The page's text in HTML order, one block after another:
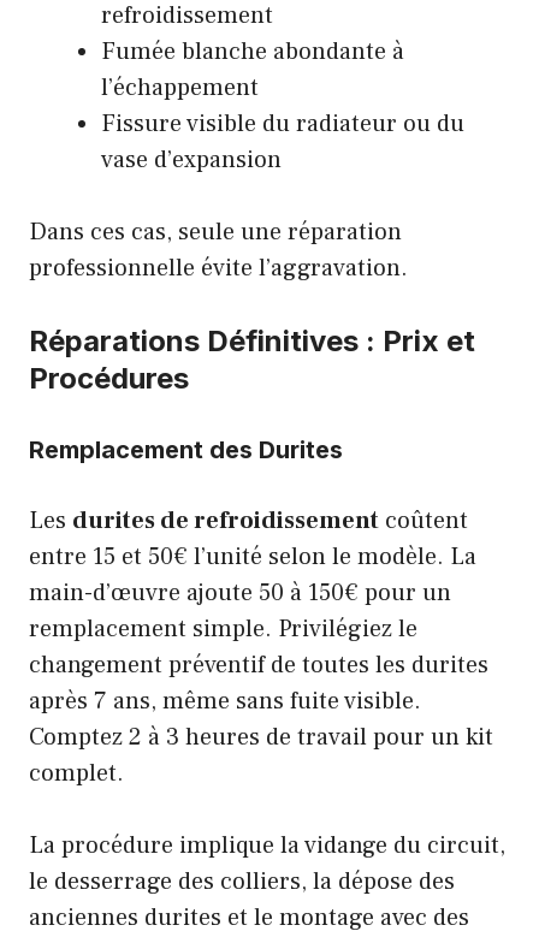
refroidissement
Fumée blanche abondante à
l’échappement
Fissure visible du radiateur ou du
vase d’expansion
Dans ces cas, seule une réparation
professionnelle évite l’aggravation.
Réparations Définitives : Prix et
Procédures
Remplacement des Durites
Les durites de refroidissement coûtent
entre 15 et 50€ l’unité selon le modèle. La
main-d’œuvre ajoute 50 à 150€ pour un
remplacement simple. Privilégiez le
changement préventif de toutes les durites
après 7 ans, même sans fuite visible.
Comptez 2 à 3 heures de travail pour un kit
complet.
La procédure implique la vidange du circuit,
le desserrage des colliers, la dépose des
anciennes durites et le montage avec des